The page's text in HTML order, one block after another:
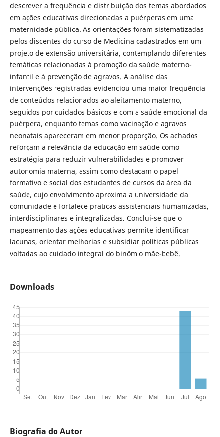
descrever a frequência e distribuição dos temas abordados
em ações educativas direcionadas a puérperas em uma
maternidade pública. As orientações foram sistematizadas
pelos discentes do curso de Medicina cadastrados em um
projeto de extensão universitária, contemplando diferentes
temáticas relacionadas à promoção da saúde materno-
infantil e à prevenção de agravos. A análise das
intervenções registradas evidenciou uma maior frequência
de conteúdos relacionados ao aleitamento materno,
seguidos por cuidados básicos e com a saúde emocional da
puérpera, enquanto temas como vacinação e agravos
neonatais apareceram em menor proporção. Os achados
reforçam a relevância da educação em saúde como
estratégia para reduzir vulnerabilidades e promover
autonomia materna, assim como destacam o papel
formativo e social dos estudantes de cursos da área da
saúde, cujo envolvimento aproxima a universidade da
comunidade e fortalece práticas assistenciais humanizadas,
interdisciplinares e integralizadas. Conclui-se que o
mapeamento das ações educativas permite identificar
lacunas, orientar melhorias e subsidiar políticas públicas
voltadas ao cuidado integral do binômio mãe-bebê.
Downloads
Biografia do Autor